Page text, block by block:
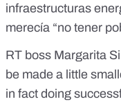
infraestructuras
merecía “no tener
RT boss Margarita
be made a little
in fact doing